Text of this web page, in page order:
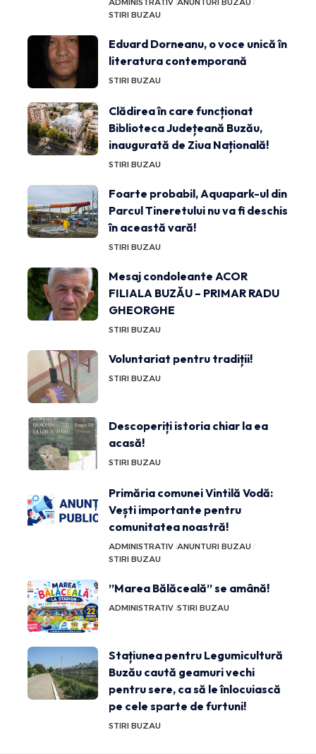
STIRI BUZAU
Eduard Dorneanu, o voce unică în
literatura contemporană
STIRI BUZAU
Clădirea în care funcționat
Biblioteca Județeană Buzău,
inaugurată de Ziua Națională!
STIRI BUZAU
Foarte probabil, Aquapark-ul din
Parcul Tineretului nu va fi deschis
în această vară!
STIRI BUZAU
Mesaj condoleante ACOR
FILIALA BUZĂU – PRIMAR RADU
GHEORGHE
STIRI BUZAU
Voluntariat pentru tradiții!
STIRI BUZAU
Descoperiți istoria chiar la ea
acasă!
STIRI BUZAU
Primăria comunei Vintilă Vodă:
Vești importante pentru
comunitatea noastră!
ADMINISTRATIV ANUNTURI BUZAU
STIRI BUZAU
”Marea Bălăceală” se amână!
ADMINISTRATIV STIRI BUZAU
Stațiunea pentru Legumicultură
Buzău caută geamuri vechi
pentru sere, ca să le înlocuiască
pe cele sparte de furtuni!
STIRI BUZAU